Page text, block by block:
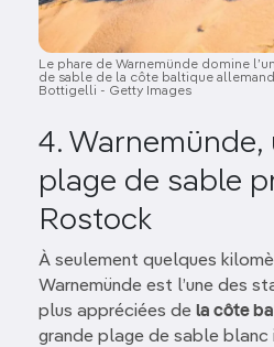
Le phare de Warnemünde domine
de sable de la côte baltique
Bottigelli - Getty Images
4. Warnemünde,
plage de sable
Rostock
À seulement quelques
Warnemünde est l’une des
plus appréciées de la côte
grande plage de sable blanc